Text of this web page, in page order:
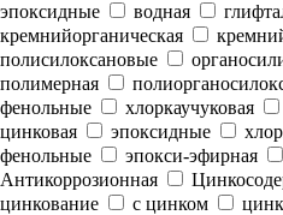
эпоксидные
водная
кремнийорганическая
полисилоксановые
полимерная
фенольные
хлоркаучуковая
цинковая
эпоксидные
фенольные
эпокси-эфирная
Антикоррозионная
цинкование
с цинком